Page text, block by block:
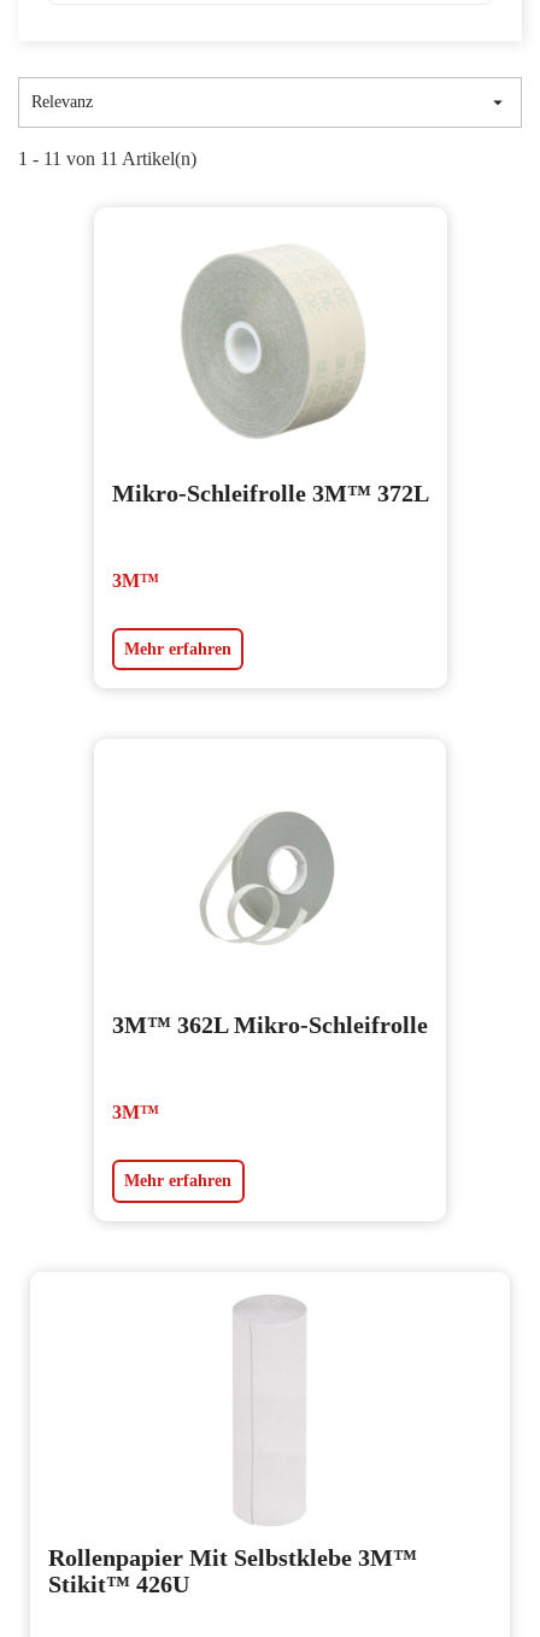
Relevanz 
1 - 11 von 11 Artikel(n)
Mikro-Schleifrolle 3M™ 372L
3M™
Mehr erfahren
3M™ 362L Mikro-Schleifrolle
3M™
Mehr erfahren
Rollenpapier Mit Selbstklebe 3M™
Stikit™ 426U